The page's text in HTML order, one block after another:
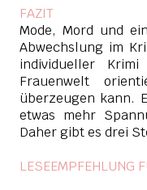
FAZIT
Mode, Mord und
Abwechslung im
individueller
Frauenwelt
überzeugen kann.
etwas mehr
Daher gibt es drei